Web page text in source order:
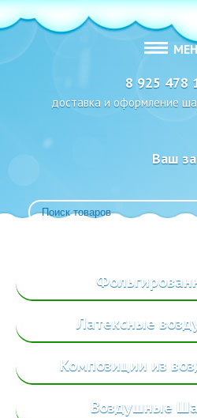
8 925 478
доставка и оформление
Ваш
Латексные
Композиции из
Воздушные